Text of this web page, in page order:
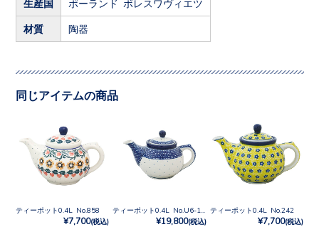
生産国 ポーランド ボレスワヴィエツ
材質 陶器
同じアイテムの商品
ティーポット0.4L No.858
¥7,700(税込) ¥19,800(税込)
ティーポット0.4L No.242
¥7,700(税込)